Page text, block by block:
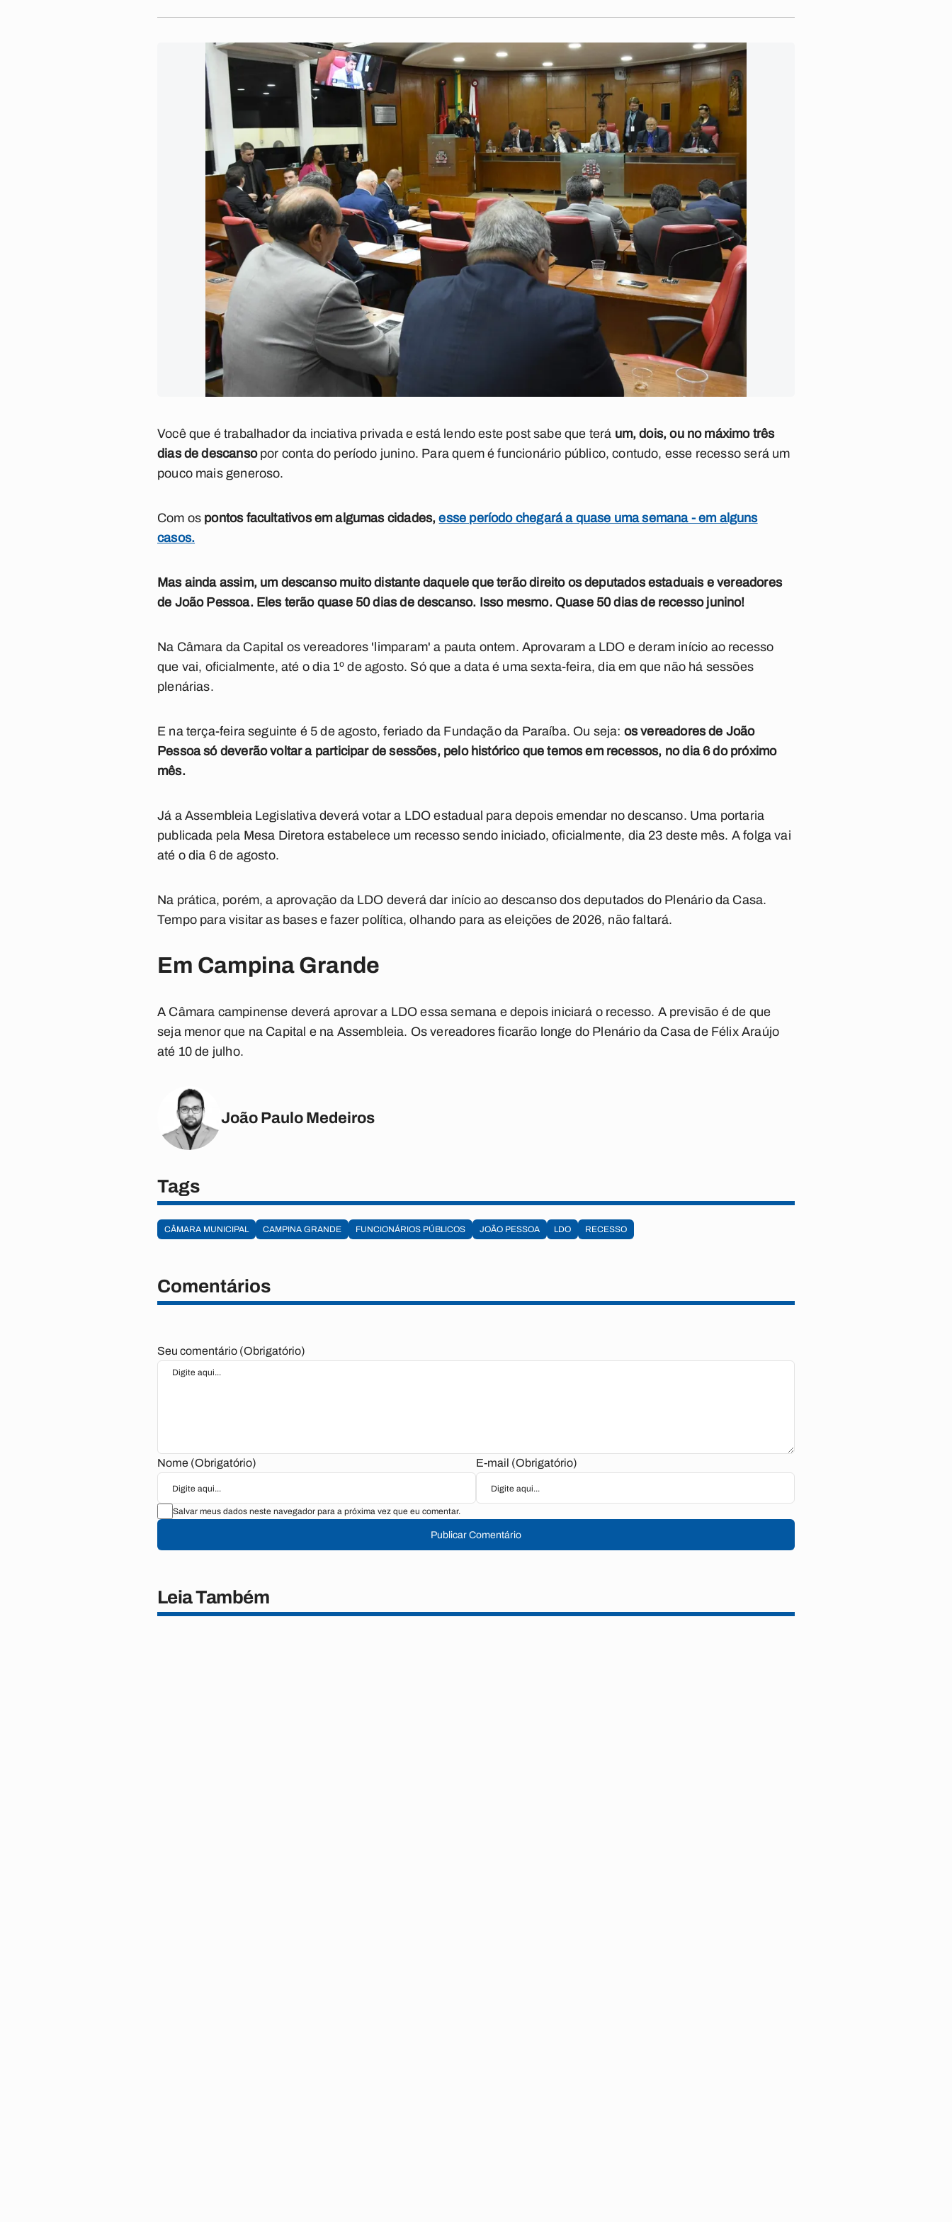
Você que é trabalhador da inciativa privada e está lendo este post sabe que terá um, dois, ou no máximo três
dias de descansopor conta do período junino. Para quem é funcionário público, contudo, esse recesso será um
pouco mais generoso.
Com os pontos facultativos em algumas cidades,esse período chegará a quase uma semana - em alguns
casos.
Mas ainda assim, um descanso muito distante daquele que terão direito os deputados estaduais e vereadores
de João Pessoa. Eles terão quase 50 dias de descanso. Isso mesmo. Quase 50 dias de recesso junino!
Na Câmara da Capital os vereadores 'limparam' a pauta ontem. Aprovaram a LDO e deram início ao recesso
que vai, oficialmente, até o dia 1º de agosto. Só que a data é uma sexta-feira, dia em que não há sessões
plenárias.
E na terça-feira seguinte é 5 de agosto, feriado da Fundação da Paraíba. Ou seja: os vereadores de João
Pessoa só deverão voltar a participar de sessões, pelo histórico que temos em recessos, no dia 6 do próximo
mês.
Já a Assembleia Legislativa deverá votar a LDO estadual para depois emendar no descanso. Uma portaria
publicada pela Mesa Diretora estabelece um recesso sendo iniciado, oficialmente, dia 23 deste mês. A folga vai
até o dia 6 de agosto.
Na prática, porém, a aprovação da LDO deverá dar início ao descanso dos deputados do Plenário da Casa.
Tempo para visitar as bases e fazer política, olhando para as eleições de 2026, não faltará.
Em Campina Grande
A Câmara campinense deverá aprovar a LDO essa semana e depois iniciará o recesso. A previsão é de que
seja menor que na Capital e na Assembleia. Os vereadores ficarão longe do Plenário da Casa de Félix Araújo
até 10 de julho.
João Paulo Medeiros
Tags
CÂMARA MUNICIPAL CAMPINA GRANDE FUNCIONÁRIOS PÚBLICOS JOÃO PESSOA LDO RECESSO
Comentários
Seu comentário (Obrigatório)
Nome (Obrigatório) E-mail (Obrigatório)
Salvar meus dados neste navegador para a próxima vez que eu comentar.
Publicar Comentário
Leia Também